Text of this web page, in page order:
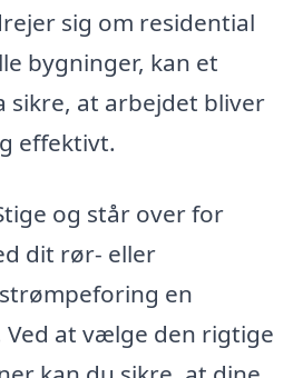
sig om residential
bygninger, kan et
sikre, at arbejdet bliver
effektivt.
og står over for
dit rør- eller
en
at vælge den rigtige